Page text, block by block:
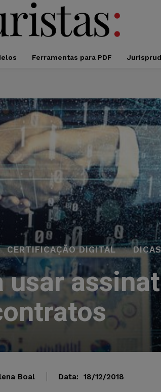
Ferramentas para PDF
CERTIFICAÇÃO DIGITAL DICAS
usar
Boal Data: 18/12/2018